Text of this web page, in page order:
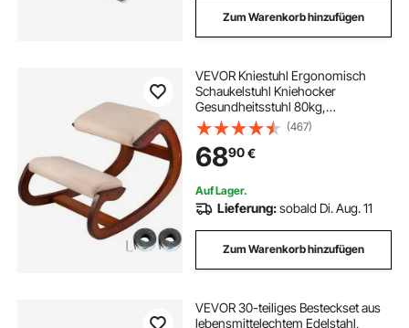
Zum Warenkorb hinzufügen
VEVOR Kniestuhl Ergonomisch
Schaukelstuhl Kniehocker
Gesundheitsstuhl 80kg,
Verstellbarer Kniehocker Kissen
Stressabbau Ergonomischer Sessel
Knie Hocker
(467)
6890€
Auf Lager.
Lieferung:sobald Di. Aug. 11
Zum Warenkorb hinzufügen
VEVOR 30-teiliges Besteckset aus
lebensmittelechtem Edelstahl,